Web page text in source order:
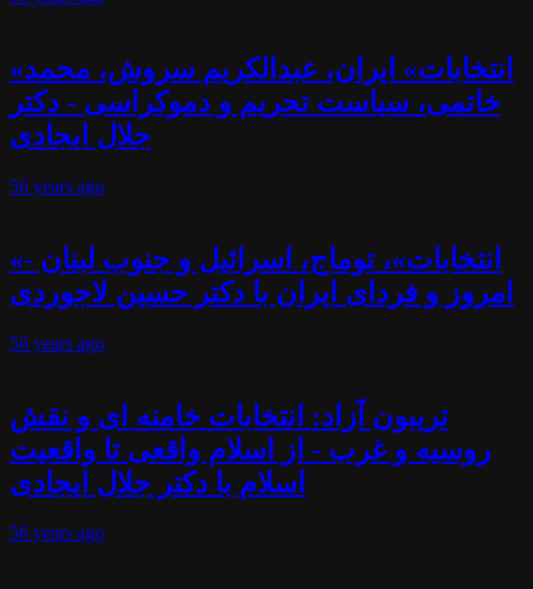
«انتخابات» ایران، عبدالکریم سروش، محمد
خاتمی، سیاست تحریم و دموکراسی - دکتر
جلال ایجادی
56 years ago
«انتخابات»، توماج، اسرائیل و جنوب لبنان -
امروز و فردای ایران با دکتر حسین لاجوردی
56 years ago
تریبون آزاد: انتخابات خامنه ای و نقش
روسیه و غرب - از اسلام واقعی تا واقعیت
اسلام با دکتر جلال ایجادی
56 years ago